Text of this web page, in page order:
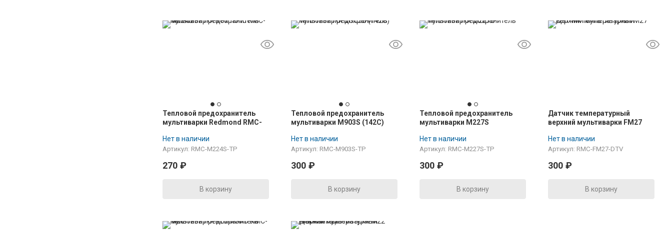
Тепловой предохранитель
мультиварки Redmond RMC-
Нет в наличии
Артикул: RMC-M224S-TP
270 ₽
В корзину
Тепловой предохранитель
мультиварки M903S (142C)
Нет в наличии
Артикул: RMC-M903S-TP
300 ₽
В корзину
Тепловой предохранитель
мультиварки M227S
Нет в наличии
Артикул: RMC-M227S-TP
300 ₽
В корзину
Датчик температурный
верхний мультиварки FM27
Нет в наличии
Артикул: RMC-FM27-DTV
300 ₽
В корзину